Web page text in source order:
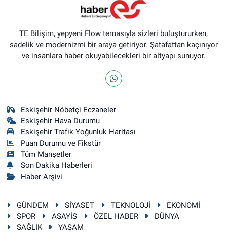
TE Bilişim, yepyeni Flow temasıyla sizleri buluştururken,
sadelik ve modernizmi bir araya getiriyor. Şatafattan kaçınıyor
ve insanlara haber okuyabilecekleri bir altyapı sunuyor.
Eskişehir Nöbetçi Eczaneler
Eskişehir Hava Durumu
Eskişehir Trafik Yoğunluk Haritası
Puan Durumu ve Fikstür
Tüm Manşetler
Son Dakika Haberleri
Haber Arşivi
GÜNDEM SİYASET TEKNOLOJİ
EKONOMİ
SPOR
ASAYİŞ ÖZEL HABER
DÜNYA
SAĞLIK
YAŞAM